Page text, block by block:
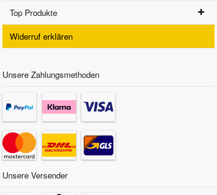
Top Produkte
Widerruf erklären
Unsere Zahlungsmethoden
Unsere Versender